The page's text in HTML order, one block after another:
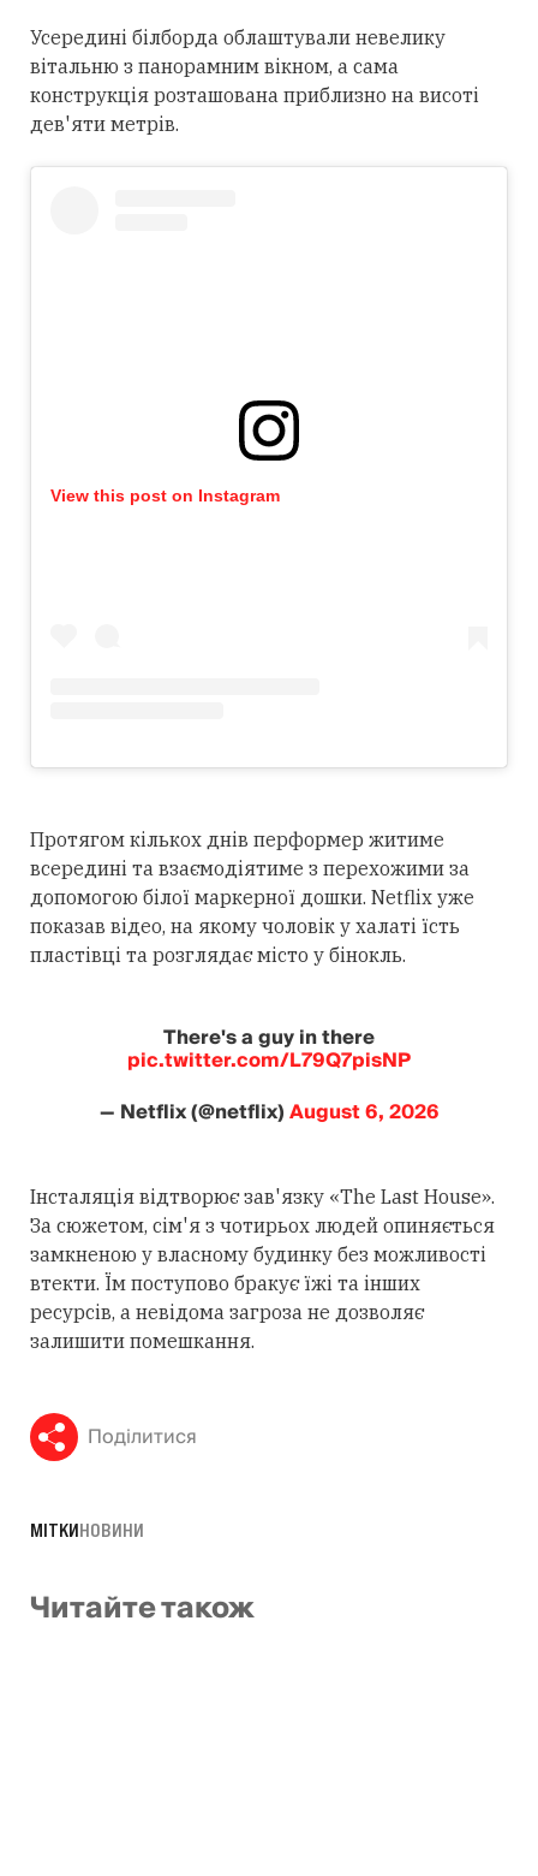
Усередині білборда облаштували невелику
вітальню з панорамним вікном, а сама
конструкція розташована приблизно на висоті
дев'яти метрів.
View this post on Instagram
Протягом кількох днів перформер житиме
всередині та взаємодіятиме з перехожими за
допомогою білої маркерної дошки. Netflix уже
показав відео, на якому чоловік у халаті їсть
пластівці та розглядає місто у бінокль.
There's a guy in there
pic.twitter.com/L79Q7pisNP
— Netflix (@netflix)August 6, 2026
Інсталяція відтворює зав'язку «The Last House».
За сюжетом, сім'я з чотирьох людей опиняється
замкненою у власному будинку без можливості
втекти. Їм поступово бракує їжі та інших
ресурсів, а невідома загроза не дозволяє
залишити помешкання.
Поділитися
МІТКИНОВИНИ
Читайте також